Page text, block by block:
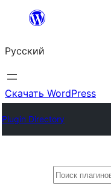
Перейти
содержимому
Русский
Скачать WordPress
Plugin Directory
Поиск